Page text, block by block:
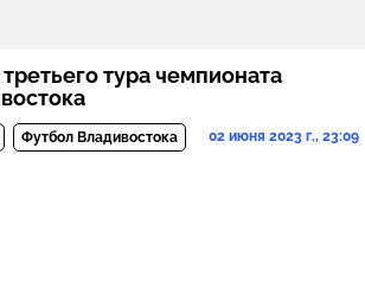
тура чемпионата
Футбол Владивостока 02 июня 2023 г., 23:09